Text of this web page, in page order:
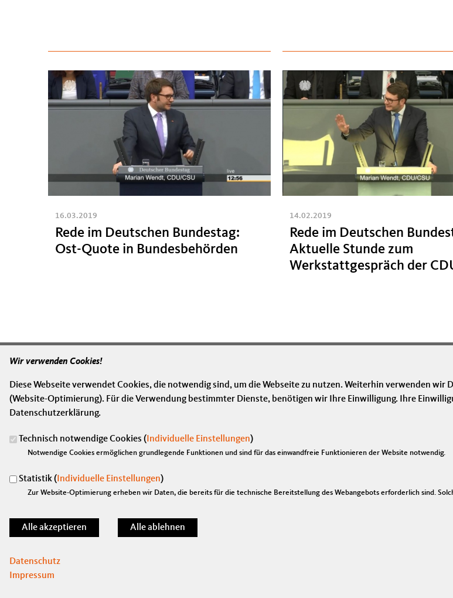
16.03.2019
Rede im Deutschen Bundestag:
Ost-Quote in Bundesbehörden
14.02.2019
Rede im Deutschen
Aktuelle Stunde zum
Werkstattgespräch der
Fußbereich
Anschrift
Platz der Republik 1
11011 Berlin
Fax:030/ 227-76664
E-Mail:
Wir verwenden Cookies!
Diese Webseite verwendet Cookies, die notwendig sind, um die Webseite zu nutzen. Weiterhin verwenden
(Website-Optimierung). Für die Verwendung bestimmter Dienste, benötigen wir Ihre Einwilligung. Ihre
Datenschutzerklärung.
Technisch notwendige Cookies (Individuelle Einstellungen)
Notwendige Cookies ermöglichen grundlegende Funktionen und sind für das einwandfreie Funktionieren der Website notwendig.
Statistik (Individuelle Einstellungen)
Zur Website-Optimierung erheben wir Daten, die bereits für die technische Bereitstellung des Webangebots erforderlich sind.
Datenschutz
Impressum